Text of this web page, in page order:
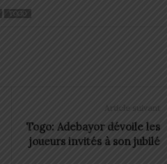
TOGO
Article suivant
Togo: Adebayor dévoile les
joueurs invités à son jubilé